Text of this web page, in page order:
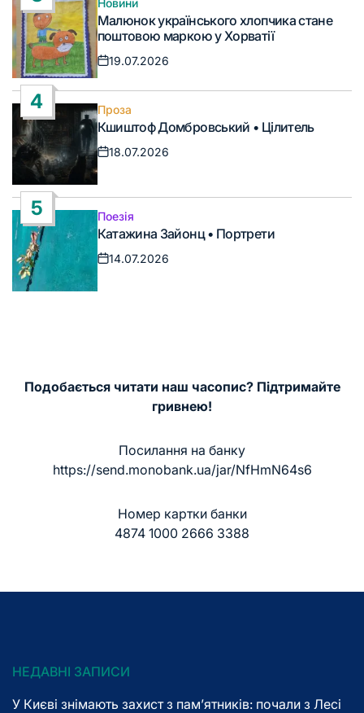
Опублікувати
уМалюнок українського хлопчика стане
поштовою маркою у Хорватії
Дата
19.07.2026
4
Опублікувати
у
Проза
Кшиштоф Домбровський • Цілитель
Дата
запису
18.07.2026
5
Опублікувати
у
Поезія
Катажина Зайонц • Портрети
Дата
14.07.2026
Подобається читати наш часопис? Підтримайте
гривнею!
Посилання на банку
https://send.monobank.ua/jar/NfHmN64s6
Номер картки банки
4874 1000 2666 3388
НЕДАВНІ ЗАПИСИ
У Києві знімають захист з пам’ятників: почали з Лесі